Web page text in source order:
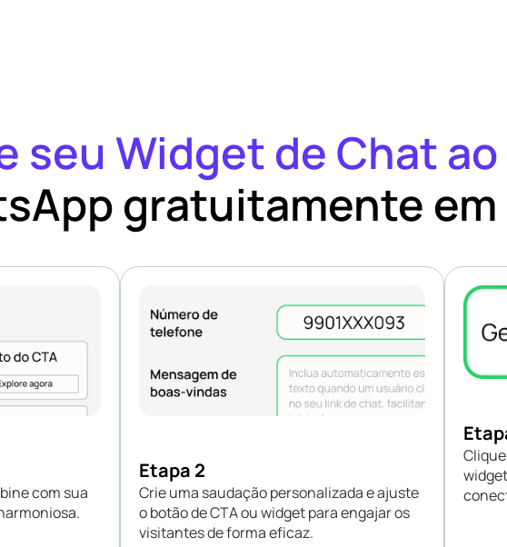
seu Widget de Chat ao
gratuitamente
com sua
Etapa 2
Crie uma saudação personalizada e ajuste
o botão de CTA ou widget para engajar os
visitantes de forma eficaz.
Clique